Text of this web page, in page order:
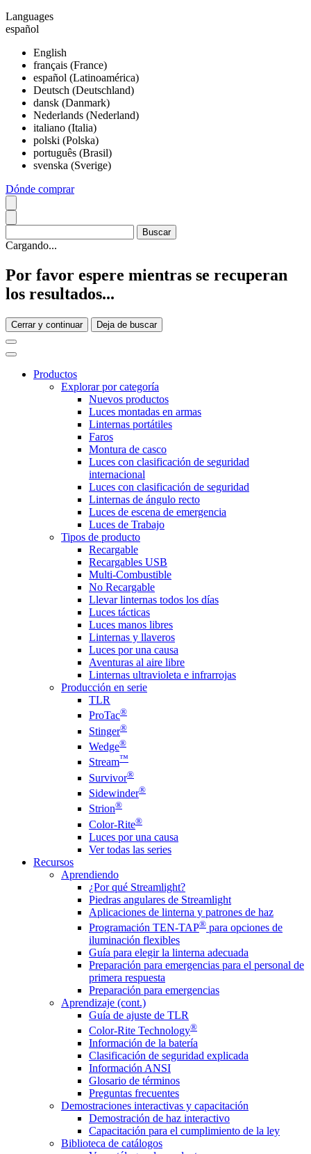
Languages
español
English
français (France)
español (Latinoamérica)
Deutsch (Deutschland)
dansk (Danmark)
Nederlands (Nederland)
italiano (Italia)
polski (Polska)
português (Brasil)
svenska (Sverige)
Dónde comprar
Cargando...
Por favor espere mientras se recuperan
los resultados...
Cerrar y continuar Deja de buscar
Productos
Explorar por categoría
Nuevos productos
Luces montadas en armas
Linternas portátiles
Faros
Montura de casco
Luces con clasificación de seguridad
internacional
Luces con clasificación de seguridad
Linternas de ángulo recto
Luces de escena de emergencia
Luces de Trabajo
Tipos de producto
Recargable
Recargables USB
Multi-Combustible
No Recargable
Llevar linternas todos los días
Luces tácticas
Luces manos libres
Linternas y llaveros
Luces por una causa
Aventuras al aire libre
Linternas ultravioleta e infrarrojas
Producción en serie
TLR
ProTac®
Stinger®
Wedge®
Stream™
Survivor®
Sidewinder®
Strion®
Color-Rite®
Luces por una causa
Ver todas las series
Recursos
Aprendiendo
¿Por qué Streamlight?
Piedras angulares de Streamlight
Aplicaciones de linterna y patrones de haz
Programación TEN-TAP® para opciones de
iluminación flexibles
Guía para elegir la linterna adecuada
Preparación para emergencias para el personal de
primera respuesta
Preparación para emergencias
Aprendizaje (cont.)
Guía de ajuste de TLR
Color-Rite Technology®
Información de la batería
Clasificación de seguridad explicada
Información ANSI
Glosario de términos
Preguntas frecuentes
Demostraciones interactivas y capacitación
Demostración de haz interactivo
Capacitación para el cumplimiento de la ley
Biblioteca de catálogos